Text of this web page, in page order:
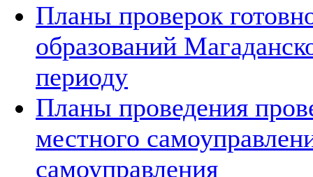
Планы проверок
образований
периоду
Планы проведения
местного
самоуправления